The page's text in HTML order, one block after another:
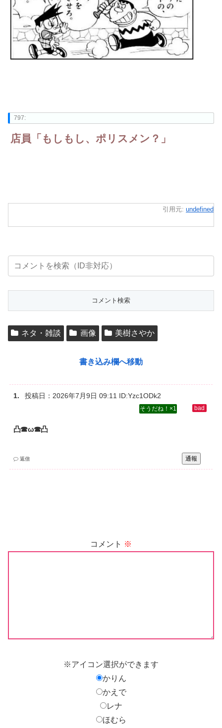
797:
店員「もしもし、ポリスメン？」
引用元: undefined
ネタ・雑談 画像 美樹さやか
書き込み欄へ移動
投稿日：2026年7月9日 09:11 ID:Yzc1ODk2
1
凸☎ω☎凸
通報
返信
コメント ※
※アイコン選択ができます
かりん
かえで
レナ
ほむら